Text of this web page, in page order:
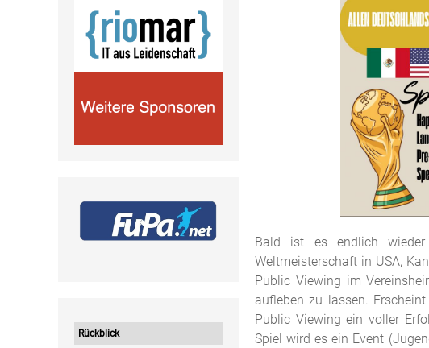
Rückblick
Bald ist es endlich
Weltmeisterschaft in USA,
Public Viewing im
aufleben zu lassen.
Public Viewing ein voller
Spiel wird es ein Event